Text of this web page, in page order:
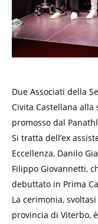
Due Associati della
Civita Castellana alla
promosso dal
Si tratta dell’ex
Eccellenza, Danilo
Filippo Giovannetti,
debuttato in Prima
La cerimonia,
provincia di Viterbo,